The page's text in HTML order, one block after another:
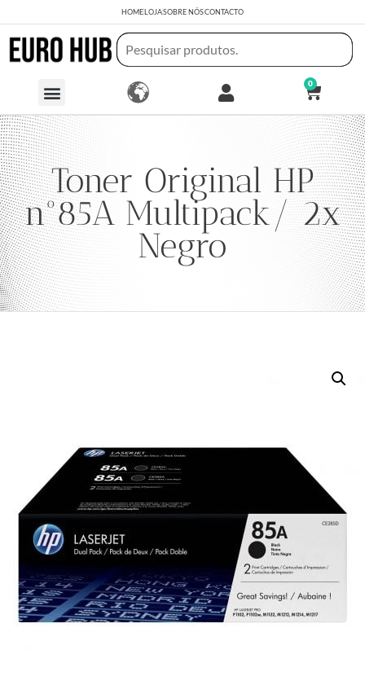
HOMELOJASOBRE NÓSCONTACTO
0
Toner Original HP
nº85A Multipack/ 2x
Negro